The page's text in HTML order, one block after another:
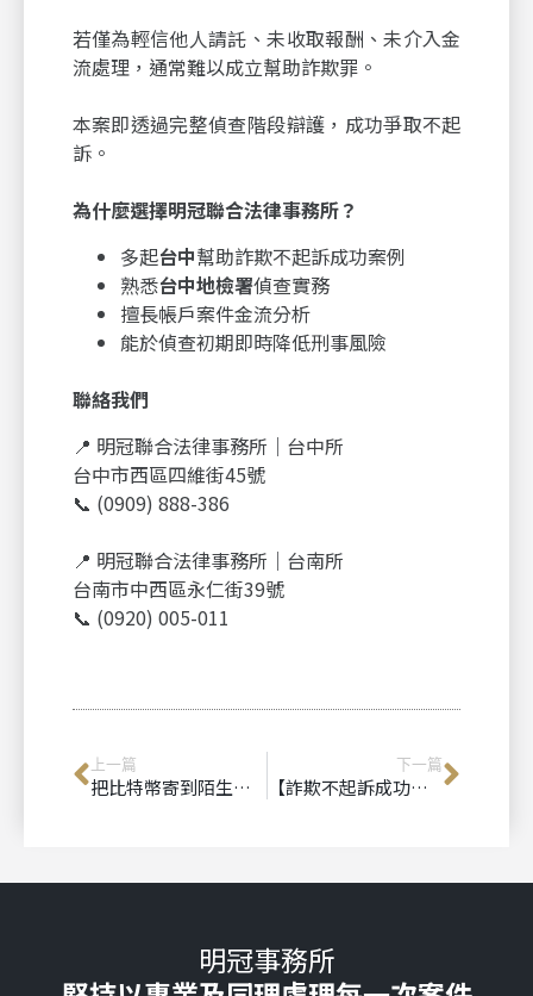
若僅為輕信他人請託、未收取報酬、未介入金
流處理，通常難以成立幫助詐欺罪。
本案即透過完整偵查階段辯護，成功爭取不起
訴。
為什麼選擇明冠聯合法律事務所？
多起台中幫助詐欺不起訴成功案例
熟悉台中地檢署偵查實務
擅長帳戶案件金流分析
能於偵查初期即時降低刑事風險
聯絡我們
📍 明冠聯合法律事務所｜台中所
台中市西區四維街45號
📞 (0909) 888-386
📍 明冠聯合法律事務所｜台南所
台南市中西區永仁街39號
📞 (0920) 005-011
上一篇
把比特幣寄到陌生錢包後就消失了？警察說追查困難，真的完全無解嗎？律師完整解析
下一篇
【詐欺不起訴成功案例｜彰化詐欺律師推薦】涉詐欺集團案件，彰化地檢署處分不起訴
明冠事務所